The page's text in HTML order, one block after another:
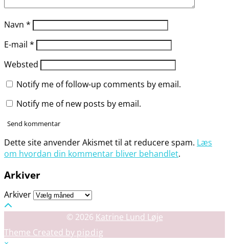
Navn *
E-mail *
Websted
Notify me of follow-up comments by email.
Notify me of new posts by email.
Dette site anvender Akismet til at reducere spam. Læs
om hvordan din kommentar bliver behandlet.
Arkiver
Arkiver
© 2026 Katrine Lund Løje
Theme Created by pipdig